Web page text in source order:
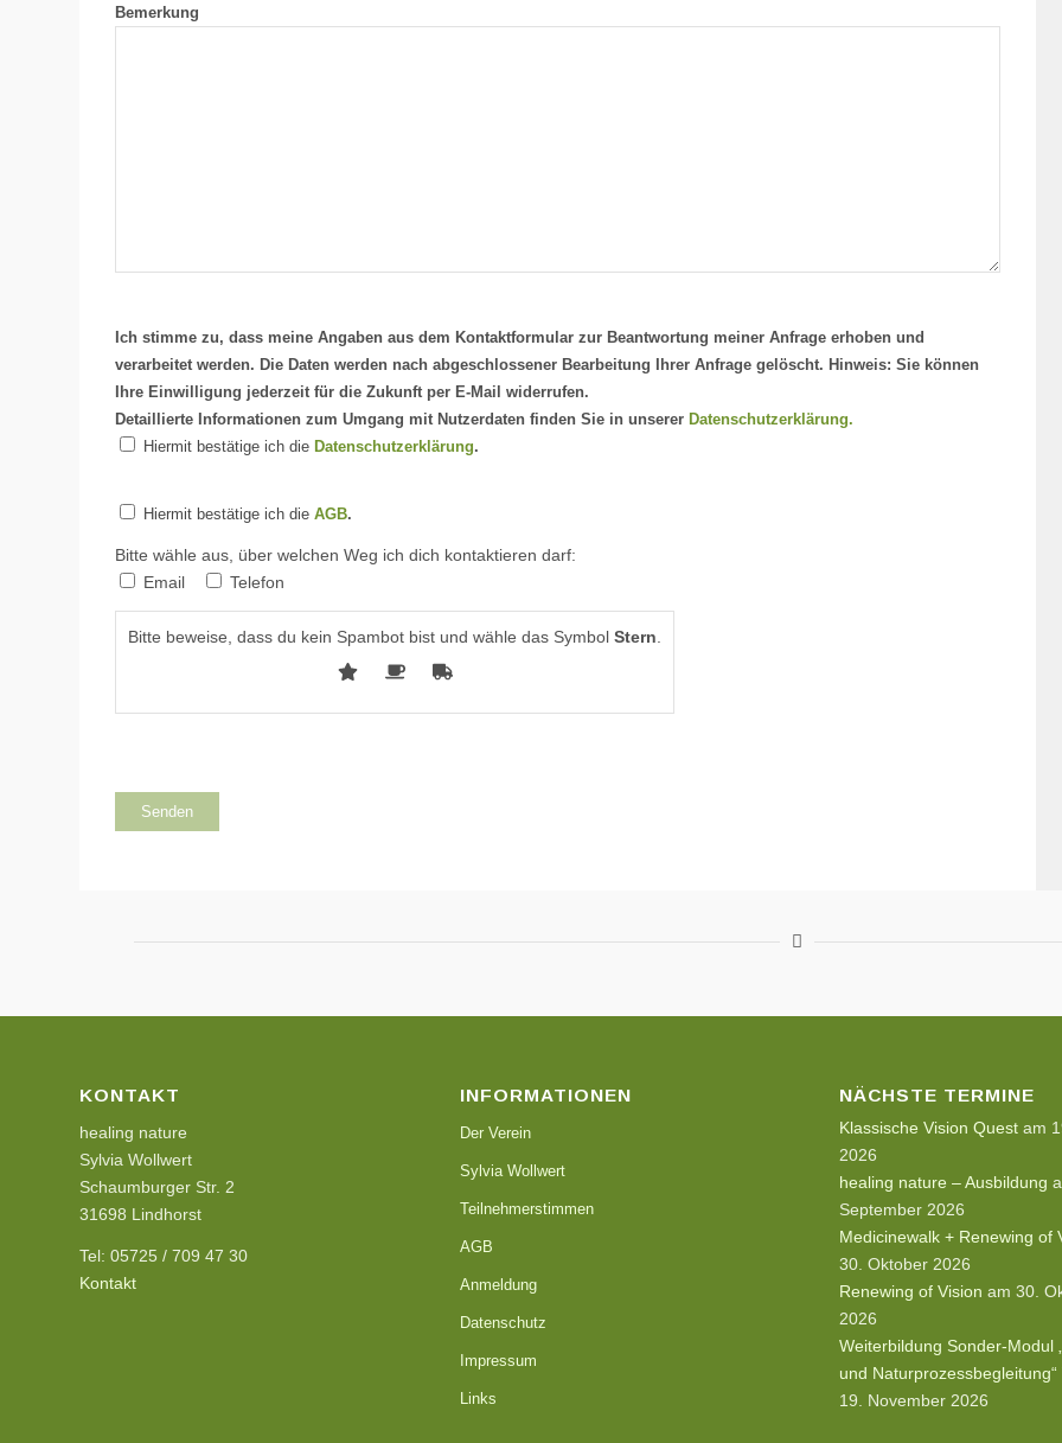
Bemerkung
Ich stimme zu, dass meine Angaben aus dem Kontaktformular zur Beantwortung meiner Anfrage erhoben und
verarbeitet werden. Die Daten werden nach abgeschlossener Bearbeitung Ihrer Anfrage gelöscht. Hinweis: Sie können
Ihre Einwilligung jederzeit für die Zukunft per E-Mail widerrufen.
Detaillierte Informationen zum Umgang mit Nutzerdaten finden Sie in unserer Datenschutzerklärung.
Hiermit bestätige ich die Datenschutzerklärung.
Hiermit bestätige ich die AGB.
Bitte wähle aus, über welchen Weg ich dich kontaktieren darf:
Email
Telefon
Bitte beweise, dass du kein Spambot bist und wähle das Symbol Stern.
KONTAKT
healing nature
Sylvia Wollwert
Schaumburger Str. 2
31698 Lindhorst
Tel: 05725 / 709 47 30
Kontakt
INFORMATIONEN
Der Verein
Sylvia Wollwert
Teilnehmerstimmen
AGB
Anmeldung
Datenschutz
Impressum
Links
NÄCHSTE TERMINE
Klassische Vision Quest am
2026
healing nature – Ausbildung
September 2026
Medicinewalk + Renewing of
30. Oktober 2026
Renewing of Vision am 30.
2026
Weiterbildung Sonder-Modul
und Naturprozessbegleitung“
19. November 2026